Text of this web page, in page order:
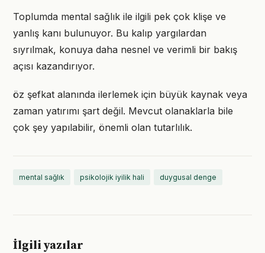
Toplumda mental sağlık ile ilgili pek çok klişe ve
yanlış kanı bulunuyor. Bu kalıp yargılardan
sıyrılmak, konuya daha nesnel ve verimli bir bakış
açısı kazandırıyor.
öz şefkat alanında ilerlemek için büyük kaynak veya
zaman yatırımı şart değil. Mevcut olanaklarla bile
çok şey yapılabilir, önemli olan tutarlılık.
mental sağlık psikolojik iyilik hali duygusal denge
İlgili yazılar